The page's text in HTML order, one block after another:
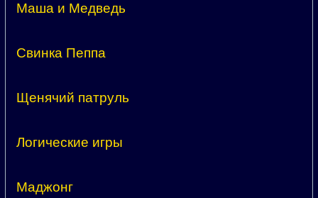
Маша и Медведь
Свинка Пеппа
Щенячий патруль
Логические игры
Маджонг